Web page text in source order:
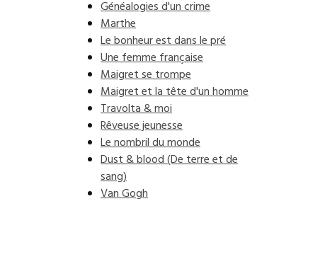
Généalogies d'un crime
Marthe
Le bonheur est dans le pré
Une femme française
Maigret se trompe
Maigret et la tête d'un homme
Travolta & moi
Rêveuse jeunesse
Le nombril du monde
Dust & blood (De terre et de
sang)
Van Gogh